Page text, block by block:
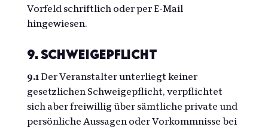
Vorfeld schriftlich oder per E-Mail
hingewiesen.
9. Schweigepflicht
9.1Der Veranstalter unterliegt keiner
gesetzlichen Schweigepflicht, verpflichtet
sich aber freiwillig über sämtliche private und
persönliche Aussagen oder Vorkommnisse bei